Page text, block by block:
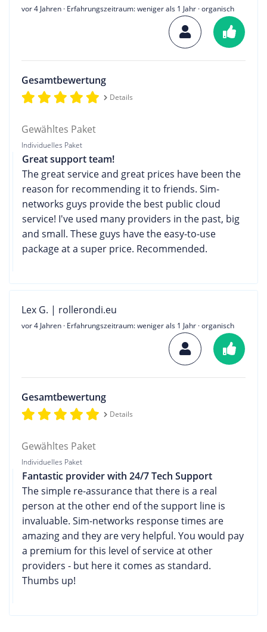
vor 4 Jahren · Erfahrungszeitraum: weniger als 1 Jahr · organisch
Gesamtbewertung
Details
Gewähltes Paket
Individuelles Paket
Great support team!
The great service and great prices have been the
reason for recommending it to friends. Sim-
networks guys provide the best public cloud
service! I've used many providers in the past, big
and small. These guys have the easy-to-use
package at a super price. Recommended.
Lex G. | rollerondi.eu
vor 4 Jahren · Erfahrungszeitraum: weniger als 1 Jahr · organisch
Gesamtbewertung
Details
Gewähltes Paket
Individuelles Paket
Fantastic provider with 24/7 Tech Support
The simple re-assurance that there is a real
person at the other end of the support line is
invaluable. Sim-networks response times are
amazing and they are very helpful. You would pay
a premium for this level of service at other
providers - but here it comes as standard.
Thumbs up!